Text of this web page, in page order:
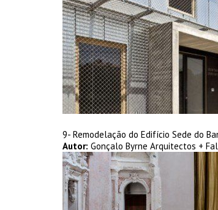
9- Remodelação do Edifício Sede do
Autor: Gonçalo Byrne Arquitectos +